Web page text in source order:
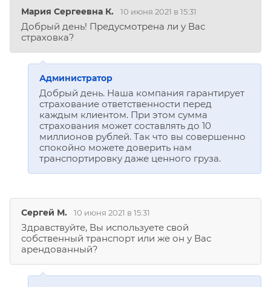
Мария Сергеевна К. 10 июня 2021 в 15:31
Добрый день! Предусмотрена ли у Вас
страховка?
Администратор
Добрый день. Наша компания гарантирует
страхование ответственности перед
каждым клиентом. При этом сумма
страхования может составлять до 10
миллионов рублей. Так что вы совершенно
спокойно можете доверить нам
транспортировку даже ценного груза.
Сергей М. 10 июня 2021 в 15:31
Здравствуйте, Вы используете свой
собственный транспорт или же он у Вас
арендованный?